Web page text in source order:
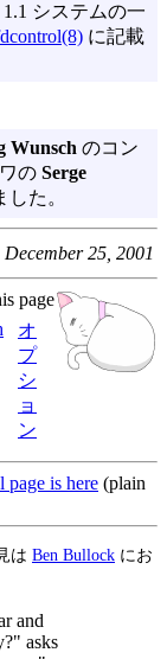
システムの一
に記載
Wunsch のコン
の Serge
した。
December 25, 2001
オ
プ
シ
ョ
ン
page is here (plain
は Ben Bullock にお
and
asks